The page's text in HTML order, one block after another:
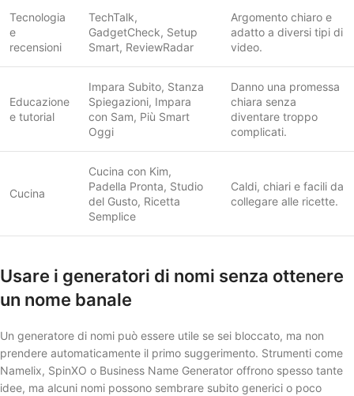
Tecnologia
e
recensioni
TechTalk,
GadgetCheck, Setup
Smart, ReviewRadar
Argomento chiaro e
adatto a diversi tipi di
video.
Educazione
e tutorial
Impara Subito, Stanza
Spiegazioni, Impara
con Sam, Più Smart
Oggi
Danno una promessa
chiara senza
diventare troppo
complicati.
Cucina
Cucina con Kim,
Padella Pronta, Studio
del Gusto, Ricetta
Semplice
Caldi, chiari e facili da
collegare alle ricette.
Usare i generatori di nomi senza ottenere
un nome banale
Un generatore di nomi può essere utile se sei bloccato, ma non
prendere automaticamente il primo suggerimento. Strumenti come
Namelix, SpinXO o Business Name Generator offrono spesso tante
idee, ma alcuni nomi possono sembrare subito generici o poco